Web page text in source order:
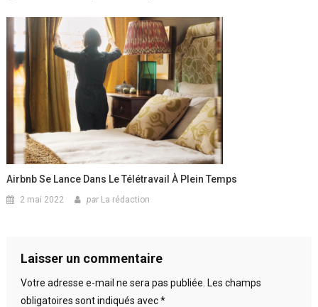
Airbnb Se Lance Dans Le Télétravail À Plein Temps
2 mai 2022 par La rédaction
Laisser un commentaire
Votre adresse e-mail ne sera pas publiée. Les champs
obligatoires sont indiqués avec*